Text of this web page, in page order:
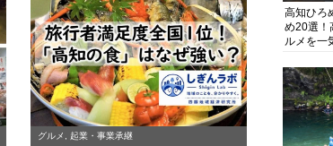
グルメ, 起業・事業承継
高知ひろ
め20選！
ルメを一
底解剖